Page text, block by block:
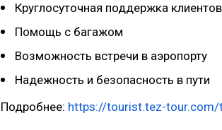
Круглосуточная поддержка клиентов
Помощь с багажом
Возможность встречи в аэропорту
Надежность и безопасность в пути
Подробнее: https://tourist.tez-tour.com/